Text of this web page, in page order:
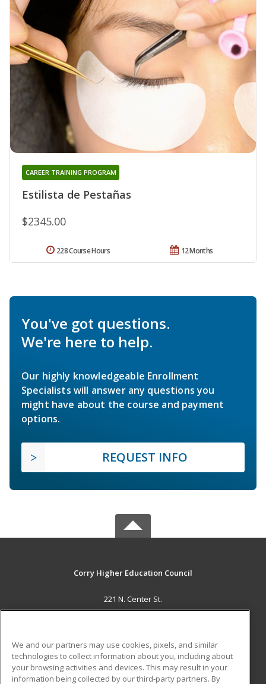
Estilista de Pestañas
CAREER TRAINING PROGRAM
$2345.00
12 Months
228 Course Hours
You've got questions.
We're here to help.
Our highly knowledgeable Enrollment
Specialists will answer any questions you
might have about the course and payment
options.
REQUEST INFO
Corry Higher Education Council
221 N. Center St.
Corry, PA 16407 US
Career Training
ADDITIONAL RESOURCES
We and our partners may use cookies, pixels, and similar
technologies to collect information about you, including about
your browsing activities and devices. This may result in your
information being collected by our third-party partners. By